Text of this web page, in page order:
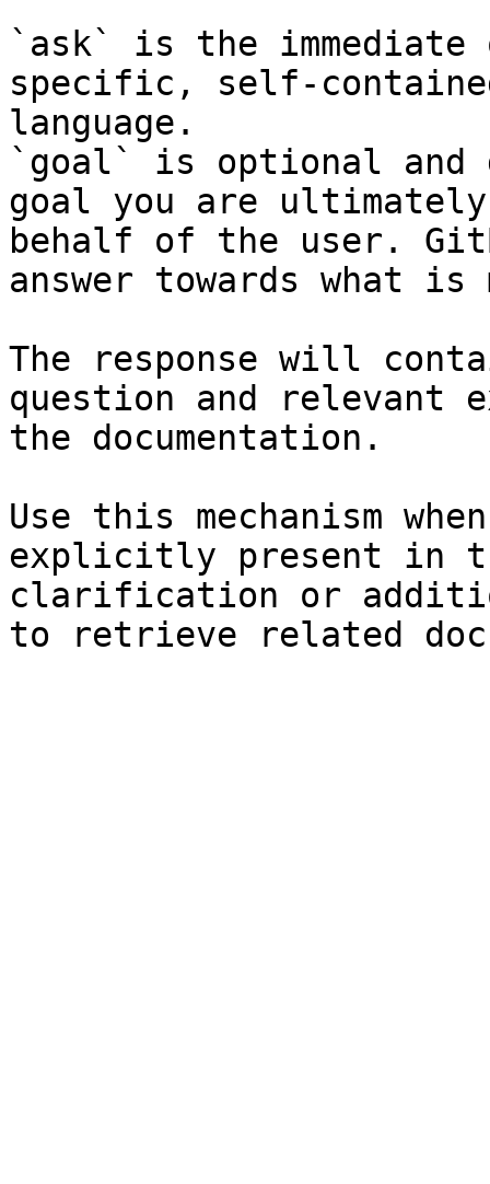
`ask` is the
specific, self-
language.
`goal` is optional and
goal you are
behalf of the user.
answer towards what
The response will
question and relevant
the documentation.
Use this mechanism
explicitly present in
clarification or